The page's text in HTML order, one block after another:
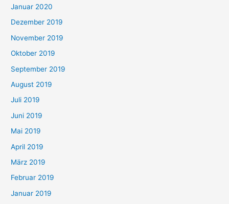
Januar 2020
Dezember 2019
November 2019
Oktober 2019
September 2019
August 2019
Juli 2019
Juni 2019
Mai 2019
April 2019
März 2019
Februar 2019
Januar 2019